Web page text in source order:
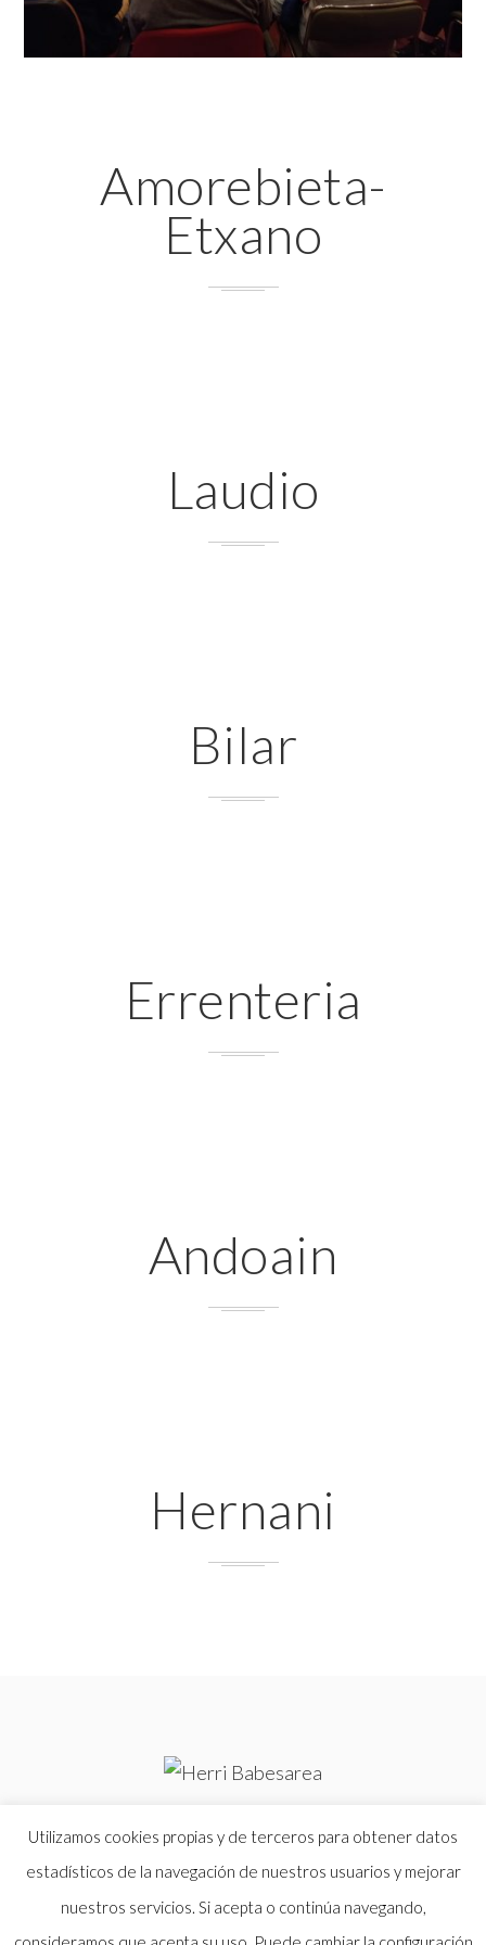
Amorebieta-
Etxano
Laudio
Bilar
Errenteria
Andoain
Hernani
HERRI BABESAREA -MUNDUBAT FUNDAZIOAK
BULTZATUTAKO EKIMENA-UNA INICIATIVA IMPULSADA POR
FUNDACIÓN MUNDUBAT
Utilizamos cookies propias y de terceros para obtener datos
estadísticos de la navegación de nuestros usuarios y mejorar
nuestros servicios. Si acepta o continúa navegando,